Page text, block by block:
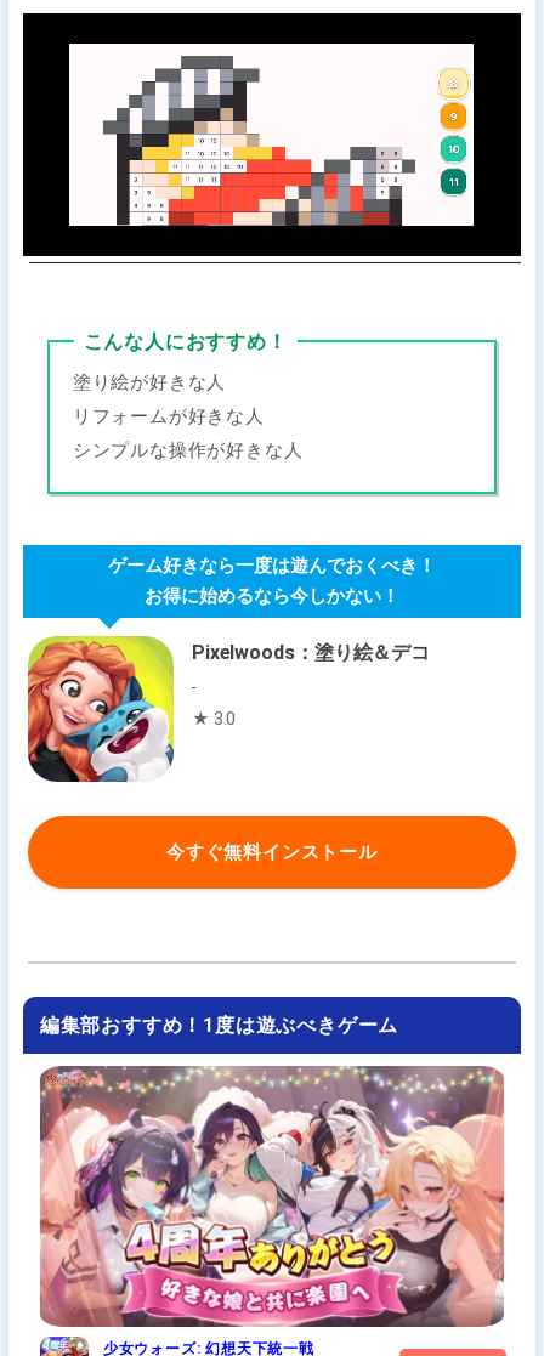
こんな人におすすめ！
塗り絵が好きな人
リフォームが好きな人
シンプルな操作が好きな人
ゲーム好きなら一度は遊んでおくべき！
お得に始めるなら今しかない！
Pixelwoods：塗り絵＆デコ
-
★ 3.0
今すぐ無料インストール
編集部おすすめ！1度は遊ぶべきゲーム
少女ウォーズ: 幻想天下統一戦